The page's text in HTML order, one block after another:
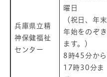
兵庫県立精
神保健福祉
センター
曜日
（祝日、年末
年始をのぞき
ます。）
8時45分から
17時30分ま